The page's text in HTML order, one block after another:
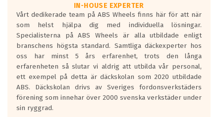
Våtgrepp egenskaper:
Betygsskalan är satt A till F. Där A påvisar
den kortaste bromssträckan och F är den
längsta.
Inga D eller G betyg delas ut för
personbilar och lätta lastbilar.
Betyget sätts efter ett test där däcken
skall bromsa in på en väg där det ligger
0.5-1.5 mm vatten.
I 80km/h kommer skillnaden på
IN-HOUSE EXPERTER
Vårt dedikerade team på ABS Wheels finns här för att när
som helst hjälpa dig med individuella lösningar.
Specialisterna på ABS Wheels är alla utbildade enligt
branschens högsta standard. Samtliga däckexperter hos
oss har minst 5 års erfarenhet, trots den långa
erfarenheten så slutar vi aldrig att utbilda vår personal,
ett exempel på detta är däckskolan som 2020 utbildade
ABS. Däckskolan drivs av Sveriges fordonsverkstäders
förening som innehar över 2000 svenska verkstäder under
sin ryggrad.